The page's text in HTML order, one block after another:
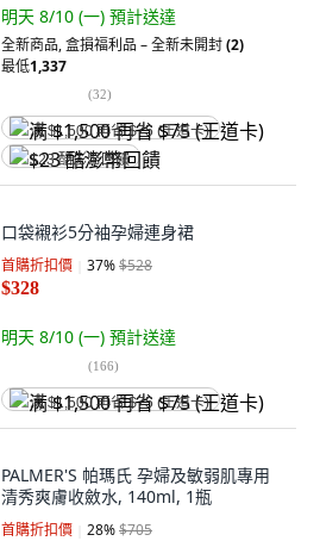
明天 8/10 (一) 預計送達
全新商品,盒損福利品 – 全新未開封(2)
最低1,337
(32)
满 $1,500 再省 $75 (王道卡)
$23 酷澎幣回饋
口袋襯衫5分袖孕婦連身裙
首購折扣價 37%$528
$328
明天 8/10 (一) 預計送達
(166)
满 $1,500 再省 $75 (王道卡)
PALMER'S 帕瑪氏 孕婦及敏弱肌專用
清秀爽膚收斂水, 140ml, 1瓶
首購折扣價 28%$705